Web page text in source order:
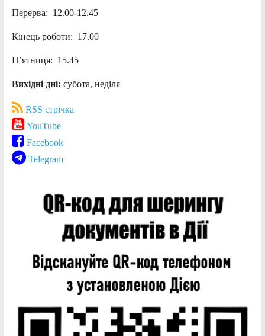
Перерва: 12.00-12.45
Кінець роботи: 17.00
П’ятниця: 15.45
Вихідні дні: субота, неділя
RSS стрічка
YouTube
Facebook
Telegram